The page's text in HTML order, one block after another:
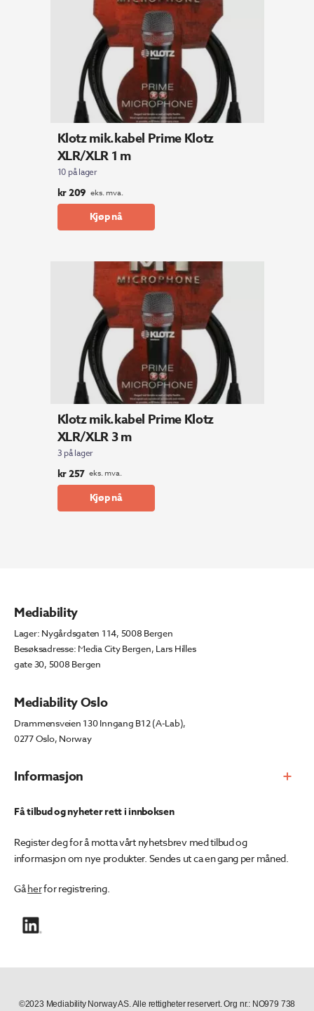
Klotz mik.kabel Prime Klotz
XLR/XLR 1 m
10 på lager
kr209 eks. mva.
Kjøp nå
Klotz mik.kabel Prime Klotz
XLR/XLR 3 m
3 på lager
kr257 eks. mva.
Kjøp nå
Informasjon
Mediability
Lager: Nygårdsgaten 114, 5008 Bergen
Besøksadresse: Media City Bergen, Lars Hilles
gate 30, 5008 Bergen
Mediability Oslo
Drammensveien 130 Inngang B12 (A-Lab),
0277 Oslo, Norway
Få tilbud og nyheter rett i innboksen
Register deg for å motta vårt nyhetsbrev med tilbud og
informasjon om nye produkter. Sendes ut ca en gang per måned.
Gåherfor registrering.
©2023 Mediability Norway AS. Alle rettigheter reservert. Org nr.: NO979 738